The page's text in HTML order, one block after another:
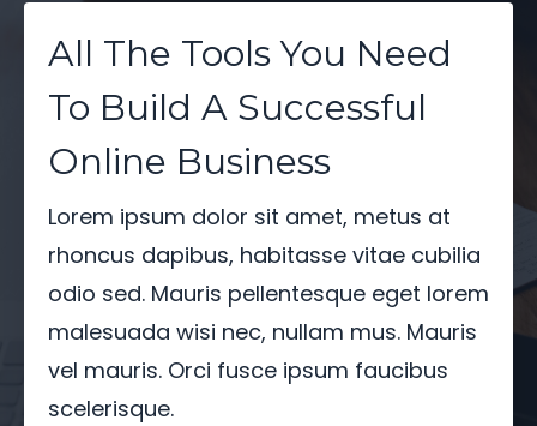
All The Tools You Need
To Build A Successful
Online Business
Lorem ipsum dolor sit amet, metus at
rhoncus dapibus, habitasse vitae cubilia
odio sed. Mauris pellentesque eget lorem
malesuada wisi nec, nullam mus. Mauris
vel mauris. Orci fusce ipsum faucibus
scelerisque.